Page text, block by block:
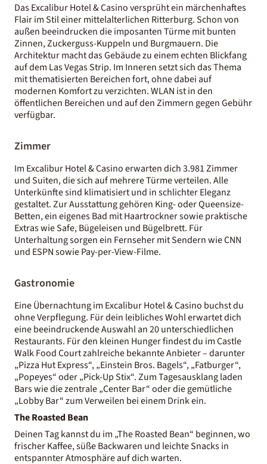
Das Excalibur Hotel & Casino versprüht ein märchenhaftes
Flair im Stil einer mittelalterlichen Ritterburg. Schon von
außen beeindrucken die imposanten Türme mit bunten
Zinnen, Zuckerguss-Kuppeln und Burgmauern. Die
Architektur macht das Gebäude zu einem echten Blickfang
auf dem Las Vegas Strip. Im Inneren setzt sich das Thema
mit thematisierten Bereichen fort, ohne dabei auf
modernen Komfort zu verzichten. WLAN ist in den
öffentlichen Bereichen und auf den Zimmern gegen Gebühr
verfügbar.
Zimmer
Im Excalibur Hotel & Casino erwarten dich 3.981 Zimmer
und Suiten, die sich auf mehrere Türme verteilen. Alle
Unterkünfte sind klimatisiert und in schlichter Eleganz
gestaltet. Zur Ausstattung gehören King- oder Queensize-
Betten, ein eigenes Bad mit Haartrockner sowie praktische
Extras wie Safe, Bügeleisen und Bügelbrett. Für
Unterhaltung sorgen ein Fernseher mit Sendern wie CNN
und ESPN sowie Pay-per-View-Filme.
Gastronomie
Eine Übernachtung im Excalibur Hotel & Casino buchst du
ohne Verpflegung. Für dein leibliches Wohl erwartet dich
eine beeindruckende Auswahl an 20 unterschiedlichen
Restaurants. Für den kleinen Hunger findest du im Castle
Walk Food Court zahlreiche bekannte Anbieter – darunter
„Pizza Hut Express“, „Einstein Bros. Bagels“, „Fatburger“,
„Popeyes“ oder „Pick-Up Stix“. Zum Tagesausklang laden
Bars wie die zentrale „Center Bar“ oder die gemütliche
„Lobby Bar“ zum Verweilen bei einem Drink ein.
The Roasted Bean
Deinen Tag kannst du im „The Roasted Bean“ beginnen, wo
frischer Kaffee, süße Backwaren und leichte Snacks in
entspannter Atmosphäre auf dich warten.